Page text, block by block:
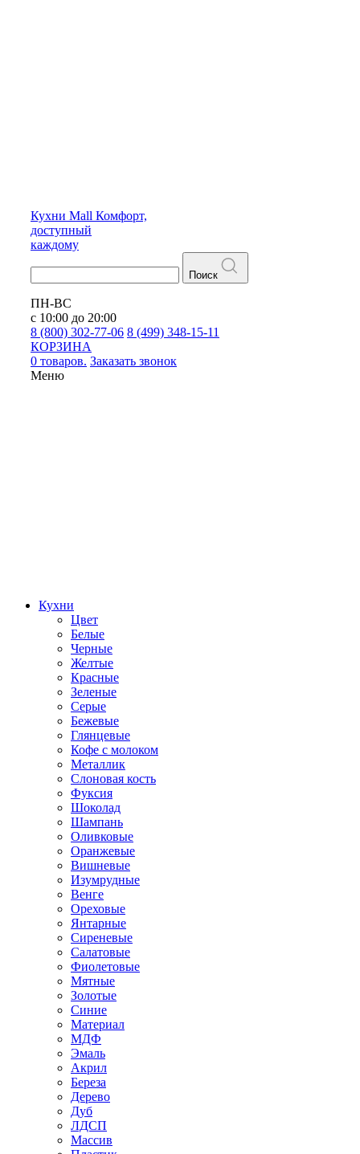
Кухни Mall Комфорт,
доступный
каждому
Поиск
ПН-ВС
с 10:00 до 20:00
8 (800) 302-77-06 8 (499) 348-15-11
КОРЗИНА
0 товаров. Заказать звонок
Меню
Кухни
Цвет
Белые
Черные
Желтые
Красные
Зеленые
Серые
Бежевые
Глянцевые
Кофе с молоком
Металлик
Слоновая кость
Фуксия
Шоколад
Шампань
Оливковые
Оранжевые
Вишневые
Изумрудные
Венге
Ореховые
Янтарные
Сиреневые
Салатовые
Фиолетовые
Мятные
Золотые
Синие
Материал
МДФ
Эмаль
Акрил
Береза
Дерево
Дуб
ЛДСП
Массив